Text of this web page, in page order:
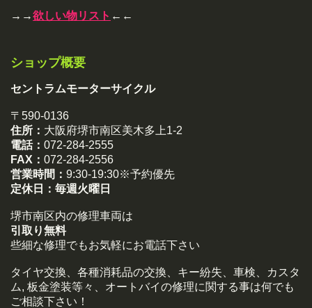
→→欲しい物リスト ←←
ショップ概要
セントラムモーターサイクル
〒590-0136
住所： 大阪府堺市南区美木多上1-2
電話： 072-284-2555
FAX： 072-284-2556
営業時間： 9:30-19:30※予約優先
定休日： 毎週火曜日
堺市南区内の修理車両は
引取り無料
些細な修理でもお気軽にお電話下さい
タイヤ交換、各種消耗品の交換、キー紛失、車検、カスタ
ム, 板金塗装等々、オートバイの修理に関する事は何でも
ご相談下さい！